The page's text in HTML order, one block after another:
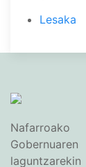
Lesaka
Nafarroako
Gobernuaren
laguntzarekin